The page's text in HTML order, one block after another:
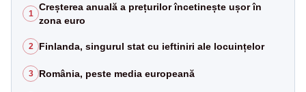
1
Creșterea anuală a prețurilor încetinește ușor în
zona euro
2 Finlanda, singurul stat cu ieftiniri ale locuințelor
3 România, peste media europeană